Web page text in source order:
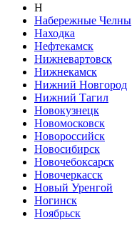
Н
Набережные Челны
Находка
Нефтекамск
Нижневартовск
Нижнекамск
Нижний Новгород
Нижний Тагил
Новокузнецк
Новомосковск
Новороссийск
Новосибирск
Новочебоксарск
Новочеркасск
Новый Уренгой
Ногинск
Ноябрьск